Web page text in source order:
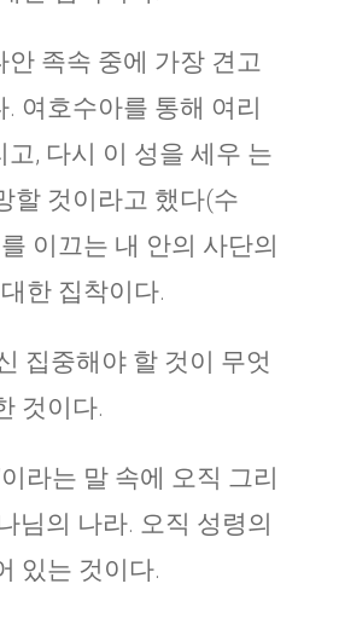
안 족속 중에 가장 견고
여호수아를 통해 여리
, 다시 이 성을 세우 는
할 것이라고 했다(수
이끄는 내 안의 사단의
한 집착이다.
집중해야 할 것이 무엇
것이다.
라는 말 속에 오직 그리
님의 나라. 오직 성령의
있는 것이다.